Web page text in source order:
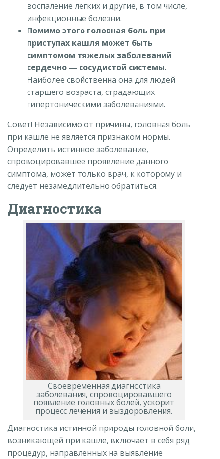
воспаление легких и другие, в том числе,
инфекционные болезни.
Помимо этого головная боль при
приступах кашля может быть
симптомом тяжелых заболеваний
сердечно — сосудистой системы.
Наиболее свойственна она для людей
старшего возраста, страдающих
гипертоническими заболеваниями.
Совет! Независимо от причины, головная боль
при кашле не является признаком нормы.
Определить истинное заболевание,
спровоцировавшее проявление данного
симптома, может только врач, к которому и
следует незамедлительно обратиться.
Диагностика
Своевременная диагностика
заболевания, спровоцировавшего
появление головных болей, ускорит
процесс лечения и выздоровления.
Диагностика истинной природы головной боли,
возникающей при кашле, включает в себя ряд
процедур, направленных на выявление